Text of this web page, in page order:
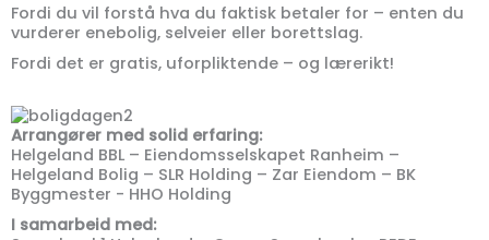
Fordi du vil forstå hva du faktisk betaler for – enten du
vurderer enebolig, selveier eller borettslag.
Fordi det er gratis, uforpliktende – og lærerikt!
Arrangører med solid erfaring:
Helgeland BBL – Eiendomsselskapet Ranheim –
Helgeland Bolig – SLR Holding – Zar Eiendom – BK
Byggmester - HHO Holding
I samarbeid med: